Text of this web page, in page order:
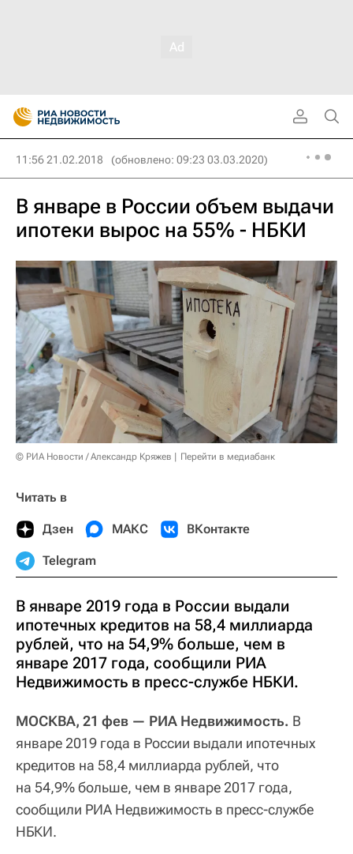
11:56 21.02.2018 (обновлено: 09:23 03.03.2020)
В январе в России объем выдачи
ипотеки вырос на 55% - НБКИ
© РИА Новости / Александр Кряжев Перейти в медиабанк
Читать в
Дзен МАКС ВКонтакте
Telegram
В январе 2019 года в России выдали
ипотечных кредитов на 58,4 миллиарда
рублей, что на 54,9% больше, чем в
январе 2017 года, сообщили РИА
Недвижимость в пресс-службе НБКИ.
МОСКВА, 21 фев — РИА Недвижимость. В
январе 2019 года в России выдали ипотечных
кредитов на 58,4 миллиарда рублей, что
на 54,9% больше, чем в январе 2017 года,
сообщили РИА Недвижимость в пресс-службе
НБКИ.